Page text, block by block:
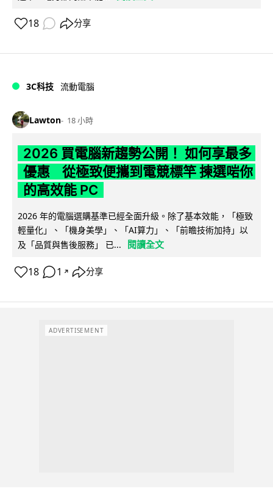
18 分享
3C科技 流動電腦
Lawton 18 小時
2026 買電腦新趨勢公開！ 如何享最多
優惠 從極致便攜到電競標竿 揀選啱你
的高效能 PC
2026 年的電腦選購基準已經全面升級。除了基本效能，「極致
輕量化」、「機身美學」、「AI算力」、「前瞻技術加持」以
及「品質與售後服務」 已...
閱讀全文
18 1 ↗ 分享
ADVERTISEMENT